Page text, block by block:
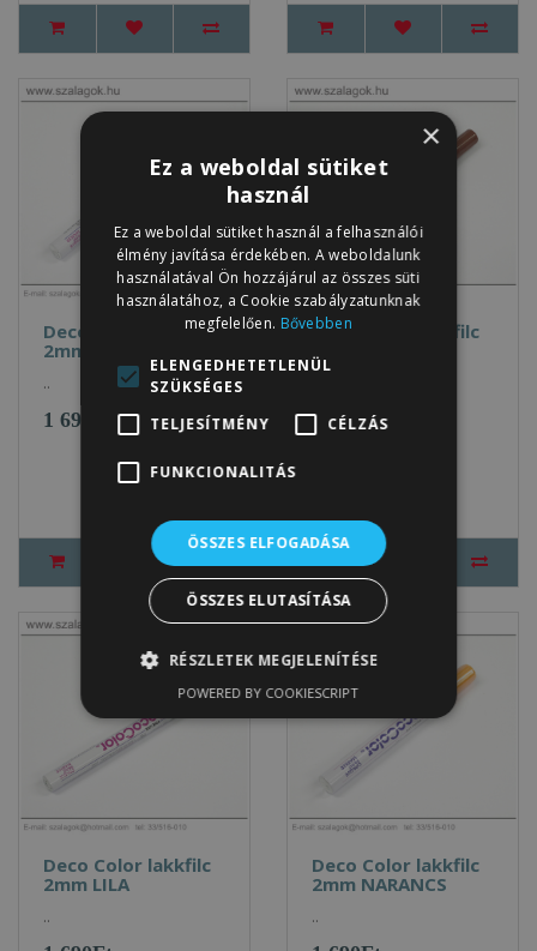
Deco Color lakkfilc
2mm PIROS
..
1 690Ft
Deco Color lakkfilc
2mm BARNA
1 690Ft
Deco Color lakkfilc
2mm LILA
..
Deco Color lakkfilc
2mm NARANCS
..
×
Ez a weboldal sütiket
használ
Ez a weboldal sütiket használ a felhasználói
élmény javítása érdekében. A weboldalunk
használatával Ön hozzájárul az összes süti
használatához, a Cookie szabályzatunknak
megfelelően. Bővebben
ELENGEDHETETLENÜL
SZÜKSÉGES
TELJESÍTMÉNY
CÉLZÁS
FUNKCIONALITÁS
ÖSSZES ELFOGADÁSA
ÖSSZES ELUTASÍTÁSA
RÉSZLETEK MEGJELENÍTÉSE
POWERED BY COOKIESCRIPT